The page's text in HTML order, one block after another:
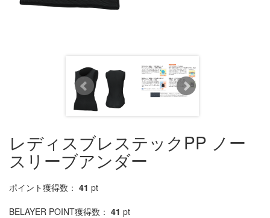
レディスブレステックPP ノー
スリーブアンダー
ポイント獲得数： 41 pt
BELAYER POINT獲得数： 41 pt